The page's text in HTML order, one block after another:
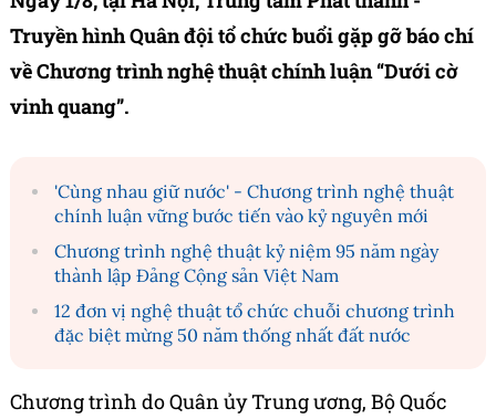
Truyền hình Quân đội tổ chức buổi gặp gỡ báo chí
về Chương trình nghệ thuật chính luận “Dưới cờ
vinh quang”.
'Cùng nhau giữ nước' - Chương trình nghệ thuật
chính luận vững bước tiến vào kỷ nguyên mới
Chương trình nghệ thuật kỷ niệm 95 năm ngày
thành lập Đảng Cộng sản Việt Nam
12 đơn vị nghệ thuật tổ chức chuỗi chương trình
đặc biệt mừng 50 năm thống nhất đất nước
Chương trình do Quân ủy Trung ương, Bộ Quốc